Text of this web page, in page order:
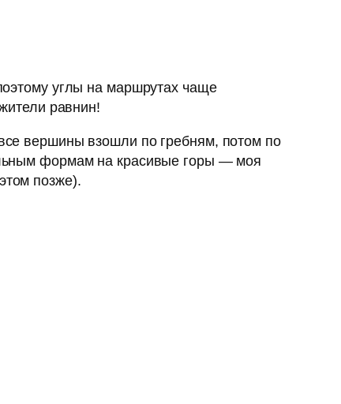
углы на маршрутах чаще
равнин!
вершины взошли по гребням, потом по
формам на красивые горы — моя
позже).